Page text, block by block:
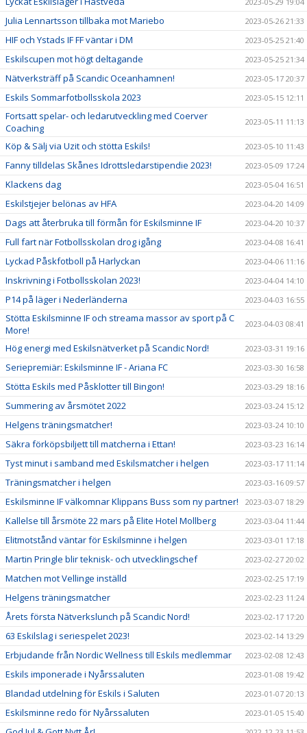
Julia Lennartsson tillbaka mot Mariebo 2023-05-26 21:33
HIF och Ystads IF FF väntar i DM 2023-05-25 21:40
Eskilscupen mot högt deltagande 2023-05-25 21:34
Nätverksträff på Scandic Oceanhamnen! 2023-05-17 20:37
Eskils Sommarfotbollsskola 2023 2023-05-15 12:11
Fortsatt spelar- och ledarutveckling med Coerver
Coaching
2023-05-11 11:13
Köp & Sälj via Uzit och stötta Eskils! 2023-05-10 11:43
Fanny tilldelas Skånes Idrottsledarstipendie 2023! 2023-05-09 17:24
Klackens dag 2023-05-04 16:51
Eskilstjejer belönas av HFA 2023-04-20 14:09
Dags att återbruka till förmån för Eskilsminne IF 2023-04-20 10:37
Full fart när Fotbollsskolan drog igång 2023-04-08 16:41
Lyckad Påskfotboll på Harlyckan 2023-04-06 11:16
Inskrivning i Fotbollsskolan 2023! 2023-04-04 14:10
P14 på läger i Nederländerna 2023-04-03 16:55
Stötta Eskilsminne IF och streama massor av sport på C
More!
2023-04-03 08:41
Hög energi med Eskilsnätverket på Scandic Nord! 2023-03-31 19:16
Seriepremiär: Eskilsminne IF - Ariana FC 2023-03-30 16:58
Stötta Eskils med Påsklotter till Bingon! 2023-03-29 18:16
Summering av årsmötet 2022 2023-03-24 15:12
Helgens träningsmatcher! 2023-03-24 10:10
Säkra förköpsbiljett till matcherna i Ettan! 2023-03-23 16:14
Tyst minut i samband med Eskilsmatcher i helgen 2023-03-17 11:14
Träningsmatcher i helgen 2023-03-16 09:57
Eskilsminne IF välkomnar Klippans Buss som ny partner! 2023-03-07 18:29
Kallelse till årsmöte 22 mars på Elite Hotel Mollberg 2023-03-04 11:44
Elitmotstånd väntar för Eskilsminne i helgen 2023-03-01 17:18
Martin Pringle blir teknisk- och utvecklingschef 2023-02-27 20:02
Matchen mot Vellinge inställd 2023-02-25 17:19
Helgens träningsmatcher 2023-02-23 11:24
Årets första Nätverkslunch på Scandic Nord! 2023-02-17 17:20
63 Eskilslag i seriespelet 2023! 2023-02-14 13:29
Erbjudande från Nordic Wellness till Eskils medlemmar 2023-02-08 12:43
Eskils imponerade i Nyårssaluten 2023-01-08 19:42
Blandad utdelning för Eskils i Saluten 2023-01-07 20:13
Eskilsminne redo för Nyårssaluten 2023-01-05 15:40